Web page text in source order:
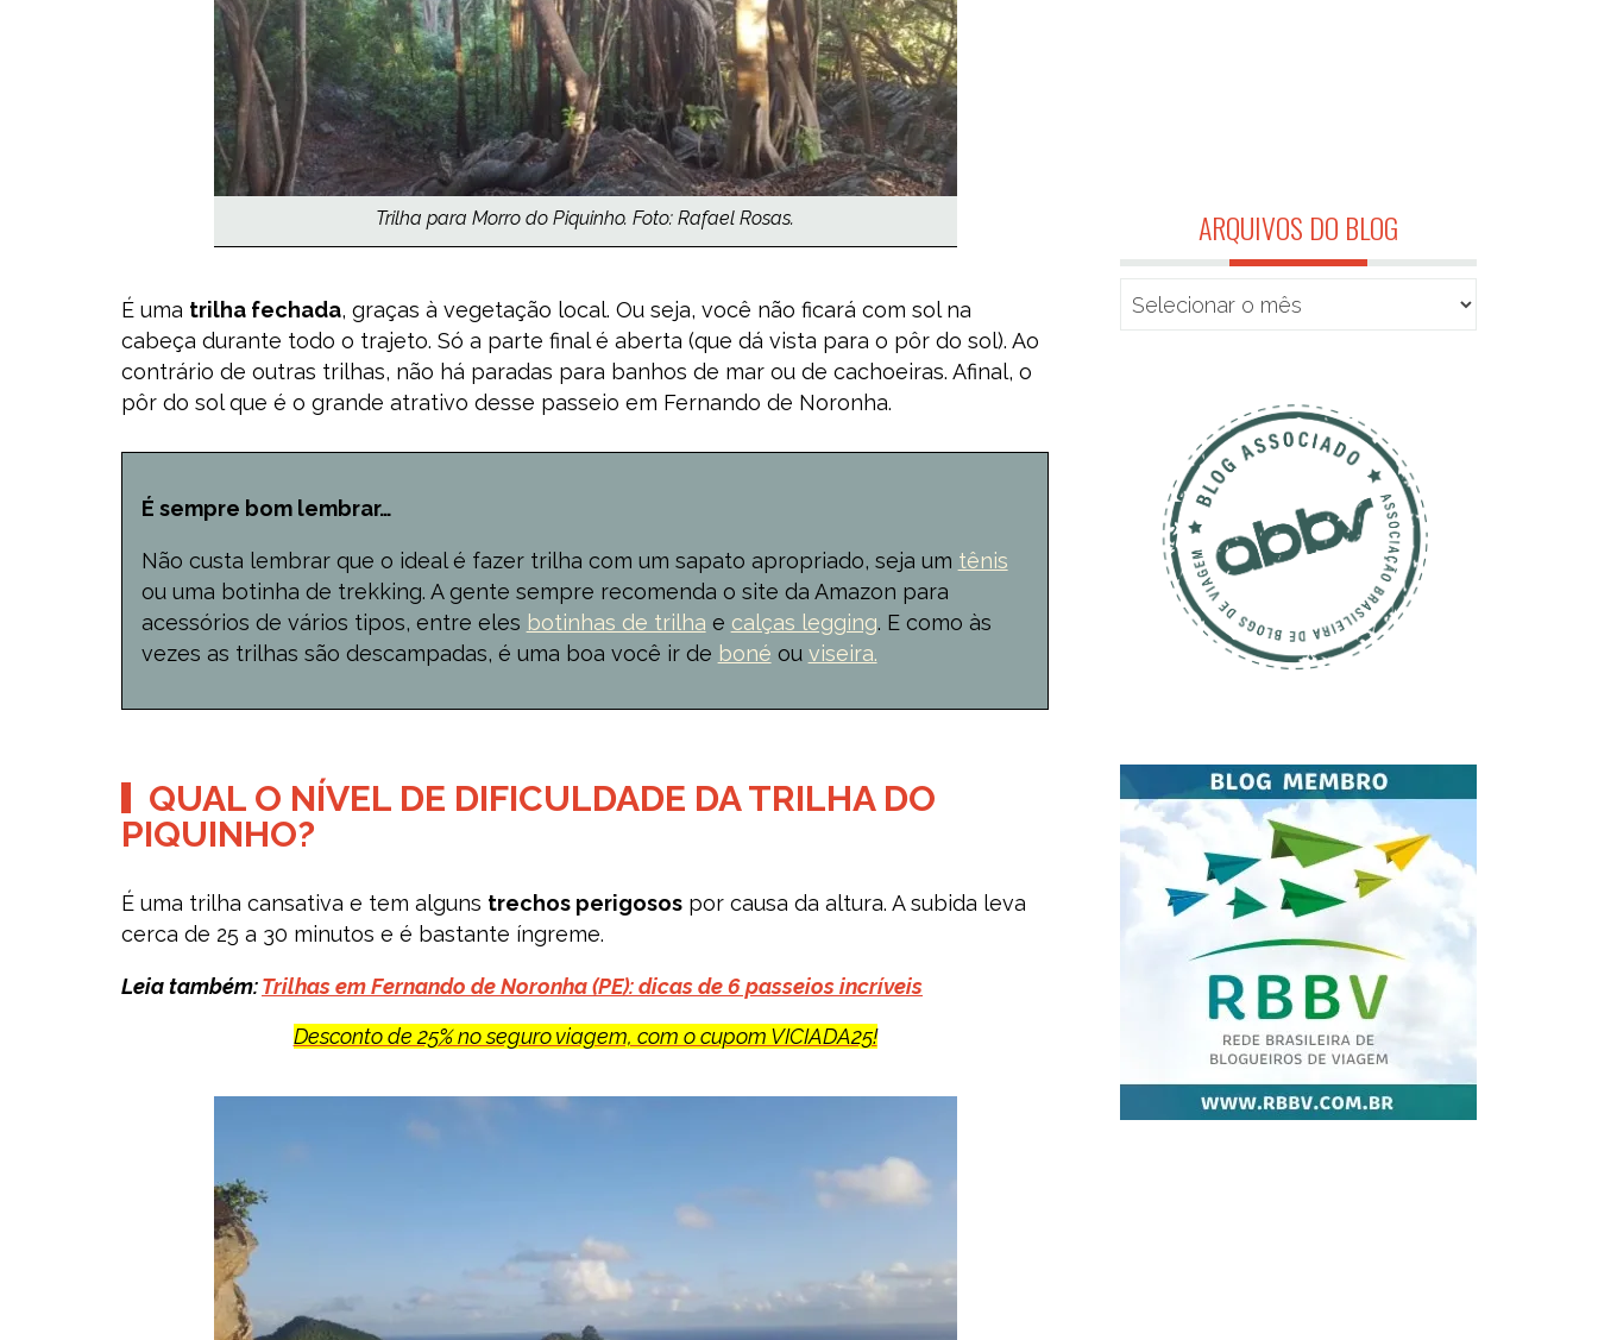
Trilha para Morro do Piquinho. Foto: Rafael Rosas.
É uma trilha fechada, graças à vegetação local. Ou seja, você não ficará com sol na
cabeça durante todo o trajeto. Só a parte final é aberta (que dá vista para o pôr do sol). Ao
contrário de outras trilhas, não há paradas para banhos de mar ou de cachoeiras. Afinal, o
pôr do sol que é o grande atrativo desse passeio em Fernando de Noronha.
É sempre bom lembrar…
Não custa lembrar que o ideal é fazer trilha com um sapato apropriado, seja um tênis
ou uma botinha de trekking. A gente sempre recomenda o site da Amazon para
acessórios de vários tipos, entre eles botinhas de trilha e calças legging. E como às
vezes as trilhas são descampadas, é uma boa você ir de boné ou viseira.
QUAL O NÍVEL DE DIFICULDADE DA TRILHA DO
PIQUINHO?
É uma trilha cansativa e tem alguns trechos perigosos por causa da altura. A subida leva
cerca de 25 a 30 minutos e é bastante íngreme.
Leia também:Trilhas em Fernando de Noronha (PE): dicas de 6 passeios incríveis
Desconto de 25% no seguro viagem, com o cupom VICIADA25!
ARQUIVOS DO BLOG